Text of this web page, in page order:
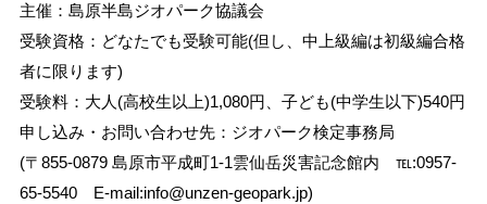
主催：島原半島ジオパーク協議会
受験資格：どなたでも受験可能(但し、中上級編は初級編合格
者に限ります)
受験料：大人(高校生以上)1,080円、子ども(中学生以下)540円
申し込み・お問い合わせ先：ジオパーク検定事務局
(〒855-0879 島原市平成町1-1雲仙岳災害記念館内 ℡:0957-
65-5540 E-mail:info@unzen-geopark.jp)